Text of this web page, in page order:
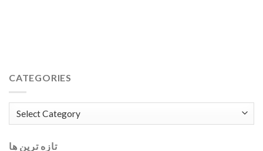
CATEGORIES
Categories
تازه ترین ها